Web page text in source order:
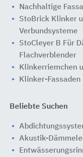
Nachhaltige
StoBrick Klinker
Verbundsysteme
StoCleyer B Für
Flachverblender
Klinkerriemchen
Klinker-Fassaden
Beliebte Suchen
Akustik-